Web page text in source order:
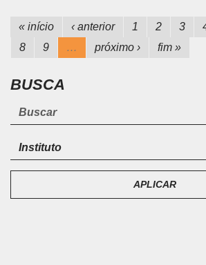
« início ‹ anterior 1 2 3
8
9 … próximo › fim »
BUSCA
APLICAR